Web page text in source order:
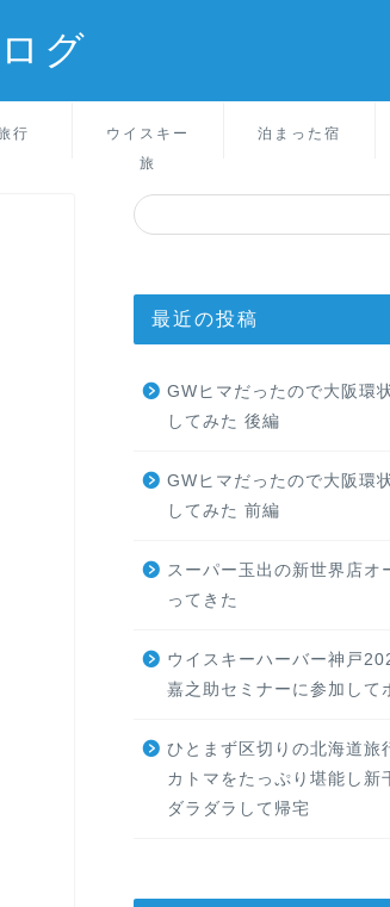
グ
行
ウイスキー
旅
泊まった宿
最近の投稿
GWヒマだったので大阪環
してみた 後編
GWヒマだったので大阪環
してみた 前編
スーパー玉出の新世界店オ
ってきた
ウイスキーハーバー神戸
嘉之助セミナーに参加して
ひとまず区切りの北海道旅
カトマをたっぷり堪能し新
ダラダラして帰宅